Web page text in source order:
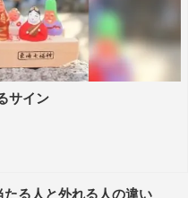
とスタッフを自ら所有す
ャビンでのロングインタ
サイン
たる人と外れる人の違い